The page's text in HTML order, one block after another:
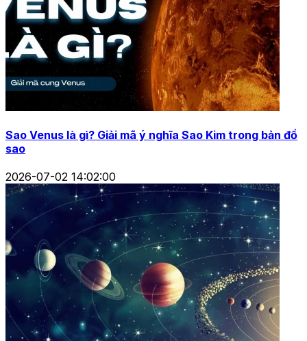
Sao Venus là gì? Giải mã ý nghĩa Sao Kim trong bản đồ
sao
2026-07-02 14:02:00